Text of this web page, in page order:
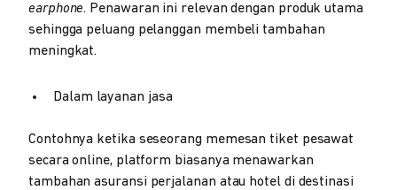
earphone. Penawaran ini relevan dengan produk utama
sehingga peluang pelanggan membeli tambahan
meningkat.
Dalam layanan jasa
Contohnya ketika seseorang memesan tiket pesawat
secara online, platform biasanya menawarkan
tambahan asuransi perjalanan atau hotel di destinasi